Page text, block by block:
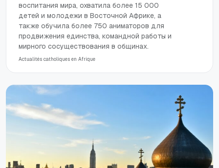
воспитания мира, охватила более 15 000
детей и молодежи в Восточной Африке, а
также обучила более 750 аниматоров для
продвижения единства, командной работы и
мирного сосуществования в общинах.
Actualités catholiques en Afrique